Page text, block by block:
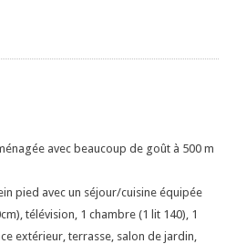
avec beaucoup de goût à 500 m
pied avec un séjour/cuisine équipée
télévision, 1 chambre (1 lit 140), 1
extérieur, terrasse, salon de jardin,